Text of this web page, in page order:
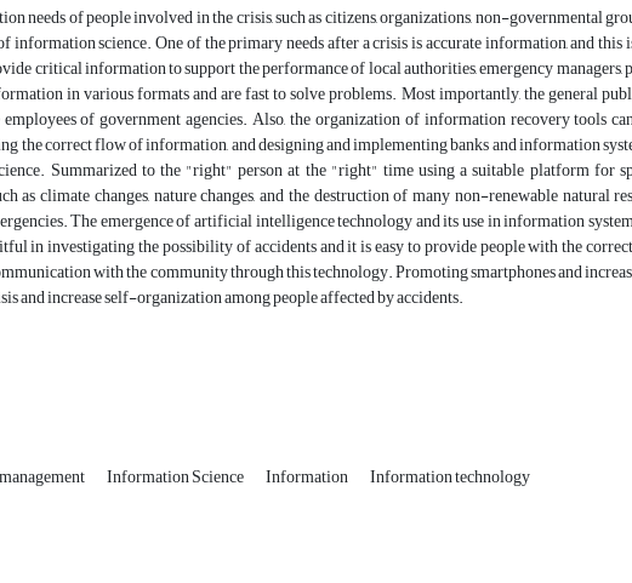
needs of people involved in the crisis, such as citizens, organizations, non-governmental
information science. One of the primary needs after a crisis is accurate information, and
critical information to support the performance of local authorities, emergency
in various formats and are fast to solve problems. Most importantly, the general
of government agencies. Also, the organization of information recovery tools
the correct flow of information, and designing and implementing banks and information
Summarized to the "right" person at the "right" time using a suitable platform for
as climate changes, nature changes, and the destruction of many non-renewable natural
The emergence of artificial intelligence technology and its use in information
in investigating the possibility of accidents and it is easy to provide people with the
with the community through this technology. Promoting smartphones and
and increase self-organization among people affected by accidents.
Information Science Information Information technology